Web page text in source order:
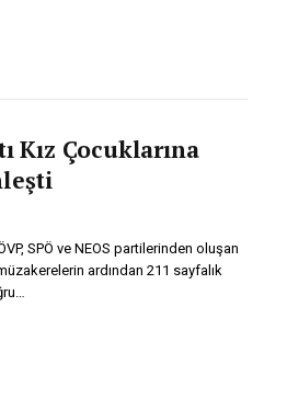
Kız Çocuklarına
SPÖ ve NEOS partilerinden oluşan
ardından 211 sayfalık